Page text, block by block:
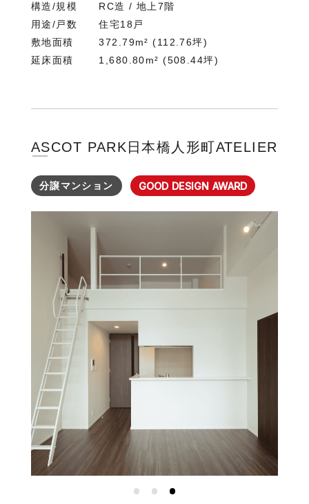
構造/規模
RC造 / 地上7階
用途/戸数
住宅18戸
敷地面積
372.79m² (112.76坪)
延床面積
1,680.80m² (508.44坪)
ASCOT PARK日本橋人形町ATELIER
分譲マンション GOOD DESIGN AWARD